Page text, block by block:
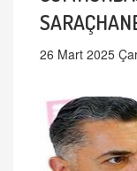
26 Mart 2025